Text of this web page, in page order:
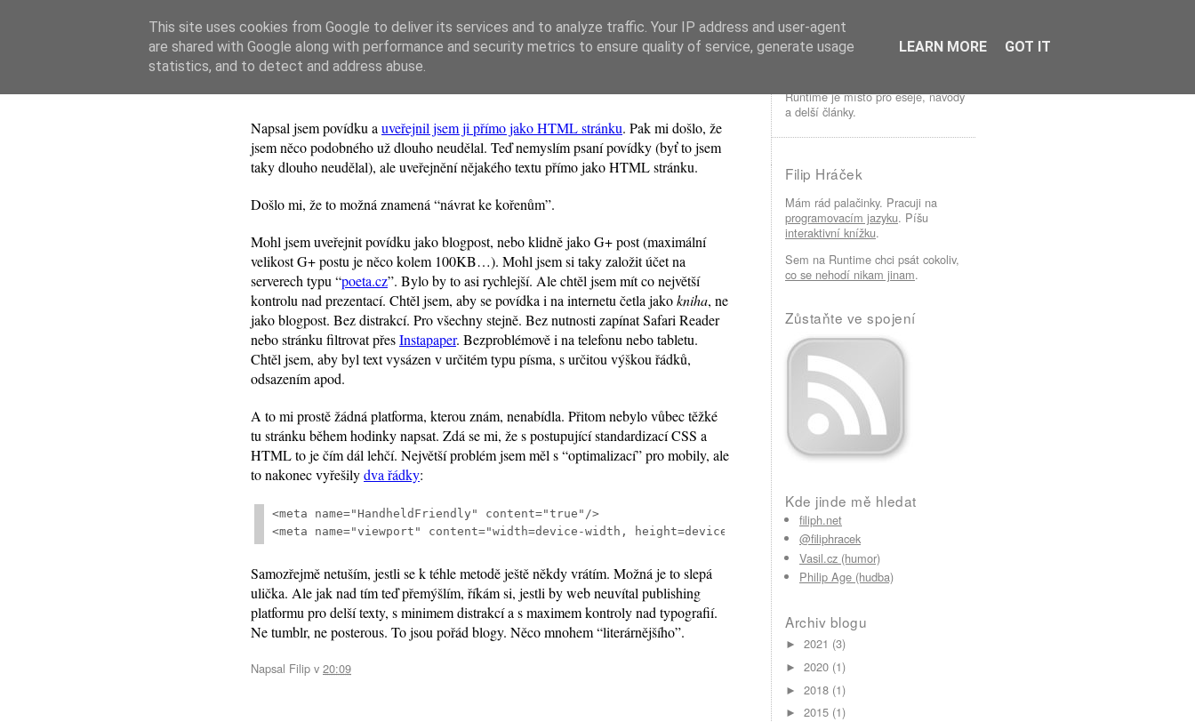
2. října 2011 ↴
Napsal jsem povídku a uveřejnil jsem ji přímo jako HTML stránku. Pak mi došlo, že
jsem něco podobného už dlouho neudělal. Teď nemyslím psaní povídky (byť to jsem
taky dlouho neudělal), ale uveřejnění nějakého textu přímo jako HTML stránku.
Došlo mi, že to možná znamená “návrat ke kořenům”.
Mohl jsem uveřejnit povídku jako blogpost, nebo klidně jako G+ post (maximální
velikost G+ postu je něco kolem 100KB…). Mohl jsem si taky založit účet na
serverech typu “poeta.cz”. Bylo by to asi rychlejší. Ale chtěl jsem mít co největší
kontrolu nad prezentací. Chtěl jsem, aby se povídka i na internetu četla jakokniha, ne
jako blogpost. Bez distrakcí. Pro všechny stejně. Bez nutnosti zapínat Safari Reader
nebo stránku filtrovat přesInstapaper. Bezproblémově i na telefonu nebo tabletu.
Chtěl jsem, aby byl text vysázen v určitém typu písma, s určitou výškou řádků,
odsazením apod.
A to mi prostě žádná platforma, kterou znám, nenabídla. Přitom nebylo vůbec těžké
tu stránku během hodinky napsat. Zdá se mi, že s postupující standardizací CSS a
HTML to je čím dál lehčí. Největší problém jsem měl s “optimalizací” pro mobily, ale
to nakonec vyřešilydva řádky:
<meta name="HandheldFriendly" content="true"/>
<meta name="viewport" content="width=device-width, height=device-height, user-scalable=no"/>
Samozřejmě netuším, jestli se k téhle metodě ještě někdy vrátím. Možná je to slepá
ulička. Ale jak nad tím teď přemýšlím, říkám si, jestli by web neuvítal publishing
platformu pro delší texty, s minimem distrakcí a s maximem kontroly nad typografií.
Ne tumblr, ne posterous. To jsou pořád blogy. Něco mnohem “literárnějšího”.
Napsal Filip v 20:09
Runtime je místo pro eseje, návody
a delší články.
Filip Hráček
Mám rád palačinky. Pracuji na
programovacím jazyku. Píšu
interaktivní knížku.
Sem na Runtime chci psát cokoliv,
co se nehodí nikam jinam.
Zůstaňte ve spojení
Kde jinde mě hledat
filiph.net
@filiphracek
Vasil.cz (humor)
Philip Age (hudba)
Archiv blogu
► 2021 (3)
► 2020 (1)
► 2018 (1)
► 2015 (1)
This site uses cookies from Google to deliver its services and to analyze traffic. Your IP address and user-agent
are shared with Google along with performance and security metrics to ensure quality of service, generate usage
statistics, and to detect and address abuse.
LEARN MORE GOT IT